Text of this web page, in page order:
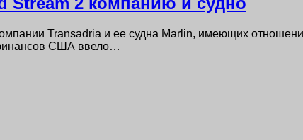
Transadria и ее судна Marlin, имеющих
США ввело…